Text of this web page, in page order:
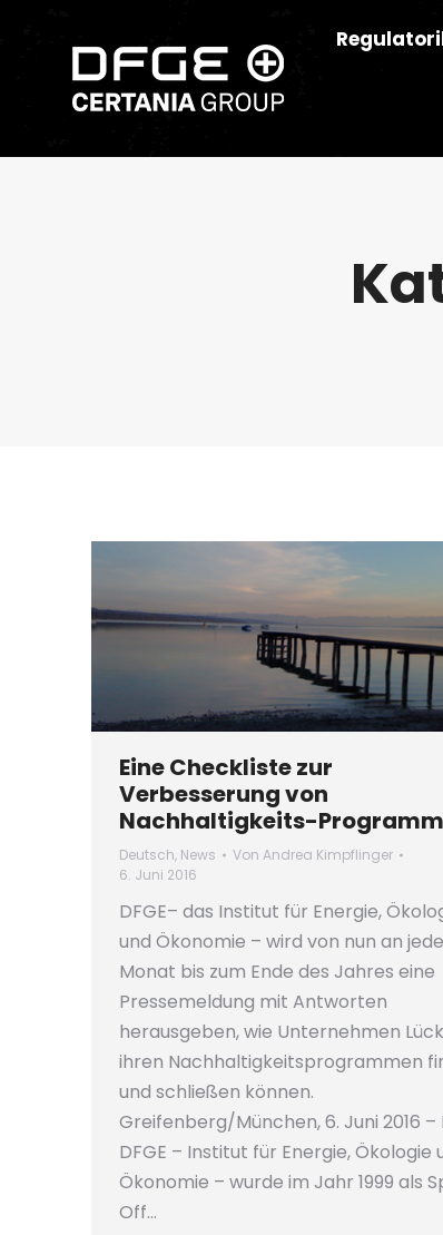
Eine Checkliste zur
Verbesserung von
Nachhaltigkeits-
Deutsch, News Von Andrea Kimpflinger
6. Juni 2016
DFGE– das Institut für Energie,
und Ökonomie – wird von nun an
Monat bis zum Ende des Jahres eine
Pressemeldung mit Antworten
herausgeben, wie Unternehmen
ihren Nachhaltigkeitsprogrammen
und schließen können.
Greifenberg/München, 6. Juni 2016 –
DFGE – Institut für Energie, Ökologie
Ökonomie – wurde im Jahr 1999 als
Off…